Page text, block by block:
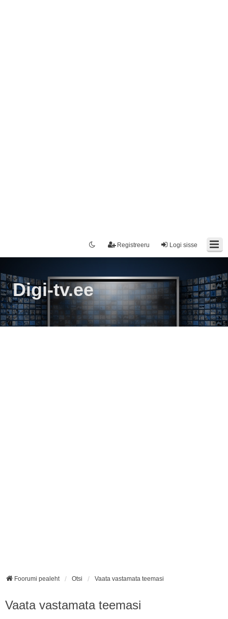
Logi sisse
Registreeru
Digi-tv.ee
Foorumi pealeht Otsi Vaata vastamata teemasi
Vaata vastamata teemasi